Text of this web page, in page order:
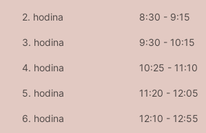
2. hodina 8:30 - 9:15
3. hodina 9:30 - 10:15
4. hodina 10:25 - 11:10
5. hodina 11:20 - 12:05
6. hodina 12:10 - 12:55